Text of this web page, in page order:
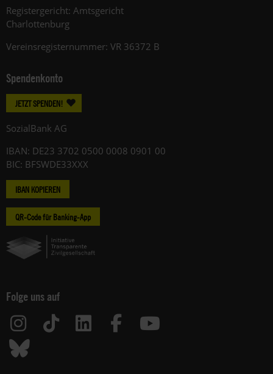
Registergericht: Amtsgericht
Charlottenburg
Vereinsregisternummer: VR 36372 B
Spendenkonto
JETZT SPENDEN!
SozialBank AG
IBAN: DE23 3702 0500 0008 0901 00
BIC: BFSWDE33XXX
IBAN KOPIEREN
QR-Code für Banking-App
Folge uns auf